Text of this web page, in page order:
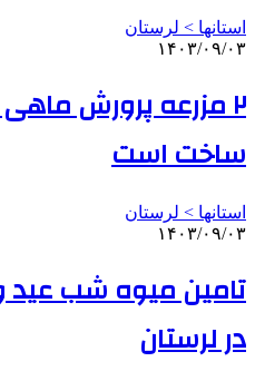
استانها > لرستان
۱۴۰۳/۰۹/۰۳
۲ مزرعه پرورش
ساخت است
استانها > لرستان
۱۴۰۳/۰۹/۰۳
تامین میوه شب عید
در لرستان